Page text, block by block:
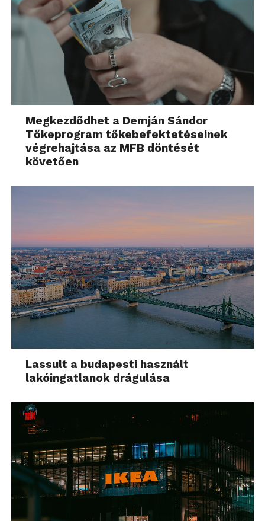
Megkezdődhet a Demján Sándor
Tőkeprogram tőkebefektetéseinek
végrehajtása az MFB döntését
követően
Lassult a budapesti használt
lakóingatlanok drágulása